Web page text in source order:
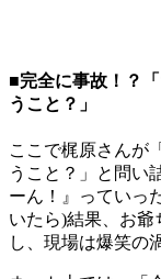
■完全に事故！？
うこと？」
ここで梶原さんが
うこと？」と問い
ーん！』っていっ
いたら)結果、お爺
し、現場は爆笑の